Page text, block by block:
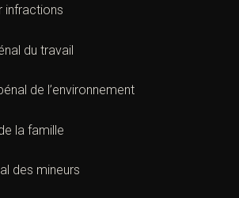
infractions
du travail
de l’environnement
la famille
des mineurs